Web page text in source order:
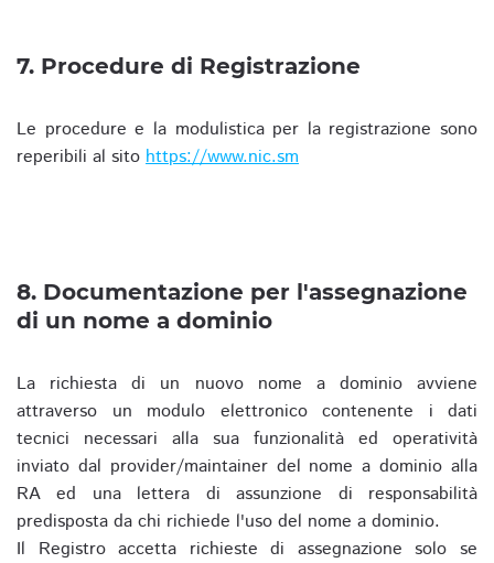
7. Procedure di Registrazione
Le procedure e la modulistica per la registrazione sono
reperibili al sito https://www.nic.sm
8. Documentazione per l'assegnazione
di un nome a dominio
La richiesta di un nuovo nome a dominio avviene
attraverso un modulo elettronico contenente i dati
tecnici necessari alla sua funzionalità ed operatività
inviato dal provider/maintainer del nome a dominio alla
RA ed una lettera di assunzione di responsabilità
predisposta da chi richiede l'uso del nome a dominio.
Il Registro accetta richieste di assegnazione solo se